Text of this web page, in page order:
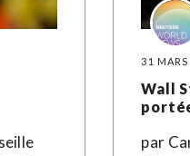
31
Wall
par